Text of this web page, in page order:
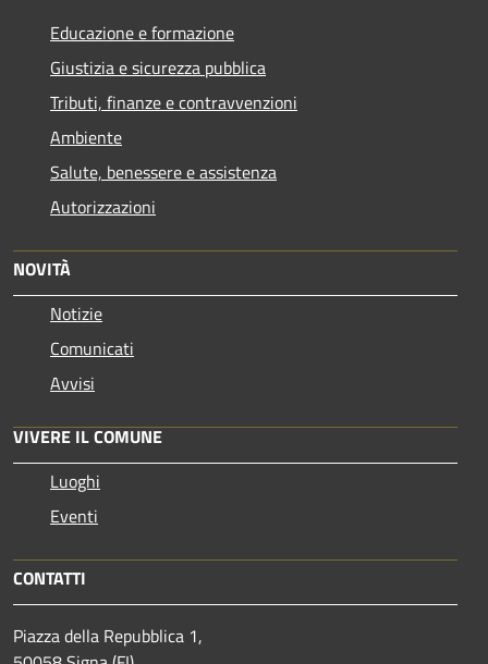
Educazione e formazione
Giustizia e sicurezza pubblica
Tributi, finanze e contravvenzioni
Ambiente
Salute, benessere e assistenza
Autorizzazioni
NOVITÀ
Notizie
Comunicati
Avvisi
VIVERE IL COMUNE
Luoghi
Eventi
CONTATTI
Piazza della Repubblica 1,